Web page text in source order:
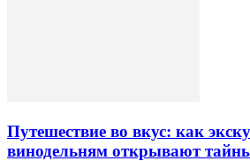
Путешествие во вкус: как
винодельням открывают